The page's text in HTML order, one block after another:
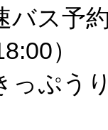
バス
）
ぷう